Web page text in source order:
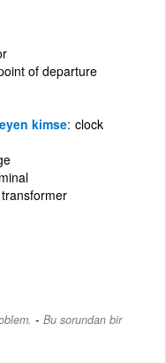
of departure
kimse clock
- Bu sorundan bir